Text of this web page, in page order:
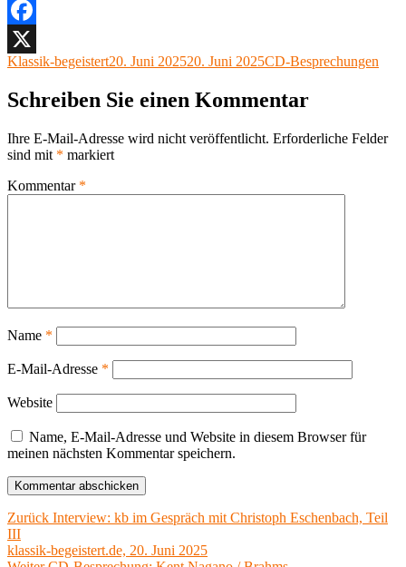
Facebook
X
Autor
Klassik-begeistertVeröffentlicht
20. Juni 202520. Juni 2025Kategorien
CD-Besprechungen
Schreiben Sie einen Kommentar
Ihre E-Mail-Adresse wird nicht veröffentlicht. Erforderliche Felder
sind mit * markiert
Kommentar *
Name *
E-Mail-Adresse *
Website
Name, E-Mail-Adresse und Website in diesem Browser für
meinen nächsten Kommentar speichern.
Beitragsnavigation
Zurück Vorheriger
Interview: kb im Gespräch mit Christoph Eschenbach, Teil
III
klassik-begeistert.de, 20. Juni 2025